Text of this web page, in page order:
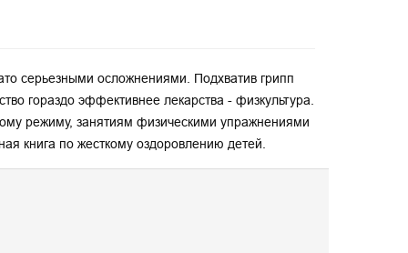
серьезными осложнениями. Подхватив грипп
гораздо эффективнее лекарства - физкультура.
режиму, занятиям физическими упражнениями
книга по жесткому оздоровлению детей.